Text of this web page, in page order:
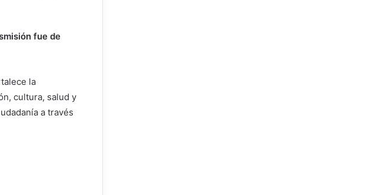
fue de
la
cultura, salud y
a través